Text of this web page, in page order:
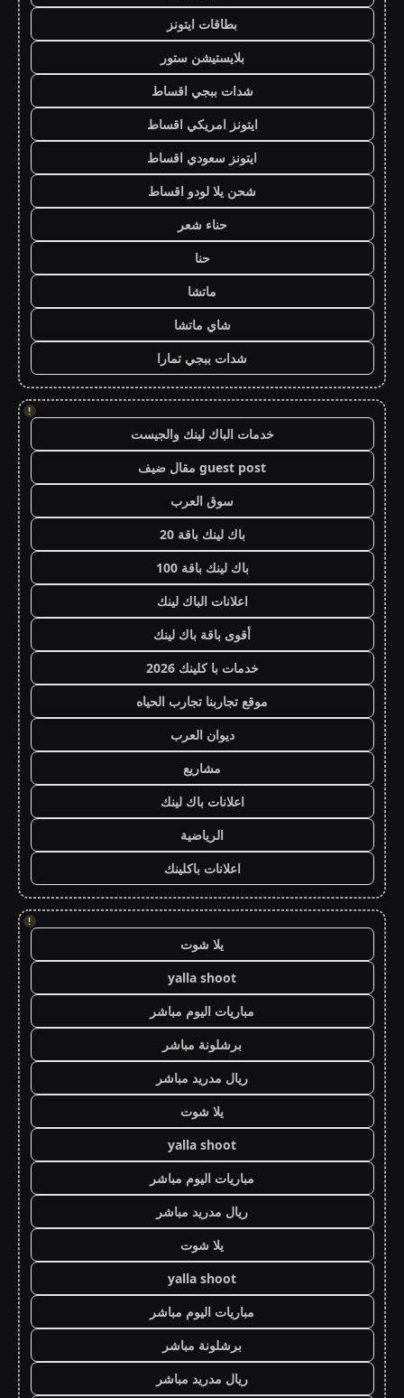
بطاقات ايتونز
بلايستيشن ستور
شدات ببجي اقساط
ايتونز امريكي اقساط
ايتونز سعودي اقساط
شحن يلا لودو اقساط
حناء شعر
حنا
ماتشا
شاي ماتشا
شدات ببجي تمارا
!
خدمات الباك لينك والجيست
guest post مقال ضيف
سوق العرب
باك لينك باقة 20
باك لينك باقة 100
اعلانات الباك لينك
أقوى باقة باك لينك
خدمات با كلينك 2026
موقع تجاربنا تجارب الحياه
ديوان العرب
مشاريع
اعلانات باك لينك
الرياضية
اعلانات باكلينك
!
يلا شوت
yalla shoot
مباريات اليوم مباشر
برشلونة مباشر
ريال مدريد مباشر
يلا شوت
yalla shoot
مباريات اليوم مباشر
ريال مدريد مباشر
يلا شوت
yalla shoot
مباريات اليوم مباشر
برشلونة مباشر
ريال مدريد مباشر